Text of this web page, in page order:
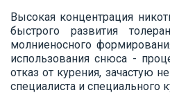
Высокая концентрация
быстрого развития
молниеносного
использования снюса -
отказ от курения, зачастую
специалиста и специального